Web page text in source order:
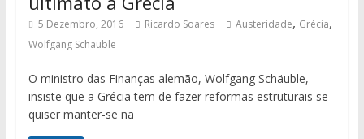
5 Dezembro, 2016 Ricardo Soares Austeridade, Grécia,
Wolfgang Schäuble
O ministro das Finanças alemão, Wolfgang Schäuble,
insiste que a Grécia tem de fazer reformas estruturais se
quiser manter-se na